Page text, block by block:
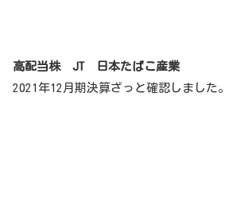
高配当株
JT 日本たばこ産業
2021年12月期決算ざっと確認しました。